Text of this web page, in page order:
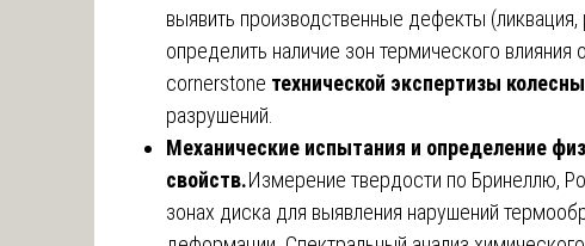
выявить производственные дефекты (ликвация,
определить наличие зон термического влияния
cornerstone технической экспертизы
разрушений.
Механические испытания и определение
свойств.Измерение твердости по Бринеллю,
зонах диска для выявления нарушений